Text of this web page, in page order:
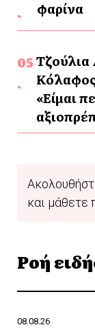
φαρίνα
«Είμαι
και μάθετε
Ροή
08.08.26